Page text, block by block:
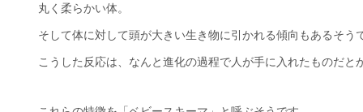
丸く柔らかい体。
そして体に対して頭が大きい生き物に引かれる傾向もあるそう
こうした反応は、なんと進化の過程で人が手に入れたものだと